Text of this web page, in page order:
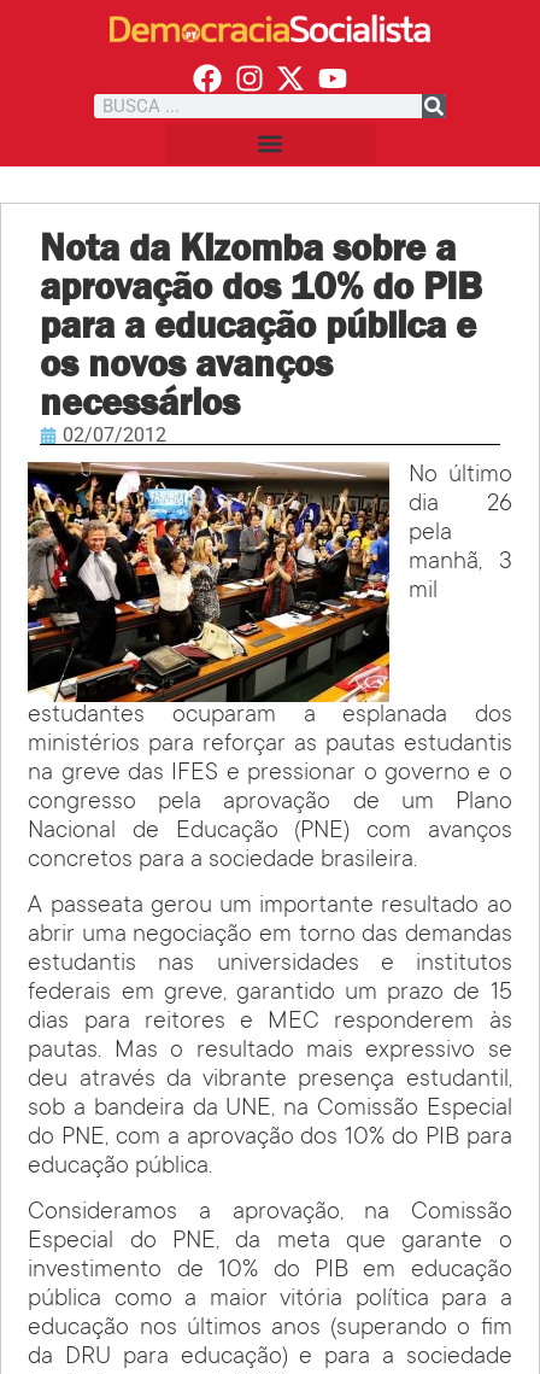
Nota da Kizomba sobre a
aprovação dos 10% do PIB
para a educação pública e
os novos avanços
necessários
02/07/2012
No último
dia 26
pela
manhã, 3
mil
estudantes ocuparam a esplanada dos
ministérios para reforçar as pautas estudantis
na greve das IFES e pressionar o governo e o
congresso pela aprovação de um Plano
Nacional de Educação (PNE) com avanços
concretos para a sociedade brasileira.
A passeata gerou um importante resultado ao
abrir uma negociação em torno das demandas
estudantis nas universidades e institutos
federais em greve, garantido um prazo de 15
dias para reitores e MEC responderem às
pautas. Mas o resultado mais expressivo se
deu através da vibrante presença estudantil,
sob a bandeira da UNE, na Comissão Especial
do PNE, com a aprovação dos 10% do PIB para
educação pública.
Consideramos a aprovação, na Comissão
Especial do PNE, da meta que garante o
investimento de 10% do PIB em educação
pública como a maior vitória política para a
educação nos últimos anos (superando o fim
da DRU para educação) e para a sociedade